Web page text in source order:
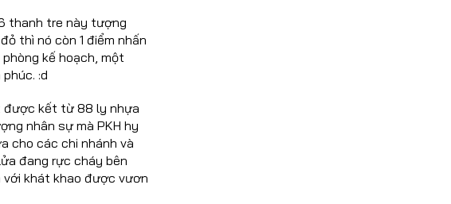
thanh tre này tượng
thì nó còn 1 điểm nhấn
kế hoạch, một
:d
được kết từ 88 ly nhựa
nhân sự mà PKH hy
cho các chi nhánh và
đang rực cháy bên
với khát khao được vươn